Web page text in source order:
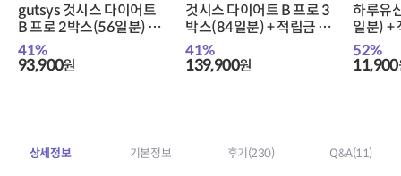
gutsys 것시스 다이어트
B 프로 2박스(56일분) +
적립금 3,000원 증정 + 티
니핑 아르기닌 스틱 젤리 1
개 증정
41%
93,900원
것시스 다이어트 B 프로 3
박스(84일분) + 적립금 3,
000원 증정 + 티니핑 아르
기닌 스틱 젤리 1개 증정
41%
139,900원
하루유
일분) +
정 + 티
젤리 1
52%
11,900
상세정보 기본정보 후기(230) Q&A(11)